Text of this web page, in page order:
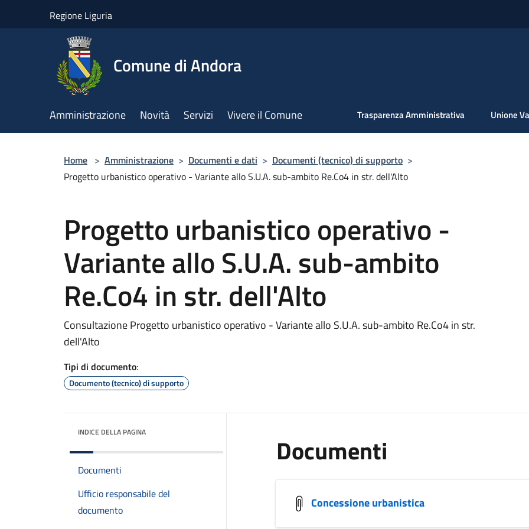
Regione Liguria
Comune di Andora
Amministrazione Novità Servizi Vivere il Comune Trasparenza Amministrativa Unione
Home > Amministrazione > Documenti e dati > Documenti (tecnico) di supporto >
Progetto urbanistico operativo - Variante allo S.U.A. sub-ambito Re.Co4 in str. dell'Alto
Progetto urbanistico operativo -
Variante allo S.U.A. sub-ambito
Re.Co4 in str. dell'Alto
Consultazione Progetto urbanistico operativo - Variante allo S.U.A. sub-ambito Re.Co4 in str.
dell'Alto
Tipi di documento:
Documento (tecnico) di supporto
INDICE DELLA PAGINA
Documenti
Ufficio responsabile del
documento
Documenti
Concessione urbanistica